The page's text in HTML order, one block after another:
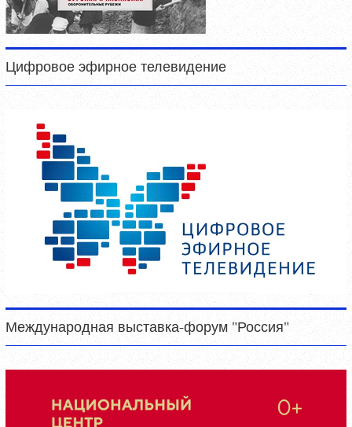
Цифровое эфирное телевидение
Международная выставка-форум "Россия"